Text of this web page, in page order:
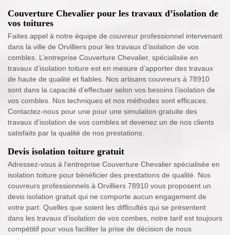
Couverture Chevalier pour les travaux d’isolation de
vos toitures
Faites appel à notre équipe de couvreur professionnel intervenant
dans la ville de Orvilliers pour les travaux d’isolation de vos
combles. L’entreprise Couverture Chevalier, spécialisée en
travaux d’isolation toiture est en mesure d’apporter des travaux
de haute de qualité et fiables. Nos artisans couvreurs à 78910
sont dans la capacité d’effectuer selon vos besoins l’isolation de
vos combles. Nos techniques et nos méthodes sont efficaces.
Contactez-nous pour une pour une simulation gratuite des
travaux d’isolation de vos combles et devenez un de nos clients
satisfaits par la qualité de nos prestations.
Devis isolation toiture gratuit
Adressez-vous à l’entreprise Couverture Chevalier spécialisée en
isolation toiture pour bénéficier des prestations de qualité. Nos
couvreurs professionnels à Orvilliers 78910 vous proposent un
devis isolation gratuit qui ne comporte aucun engagement de
votre part. Quelles que soient les difficultés qui se présentent
dans les travaux d’isolation de vos combes, notre tarif est toujours
compétitif pour vous faciliter la prise de décision de nous